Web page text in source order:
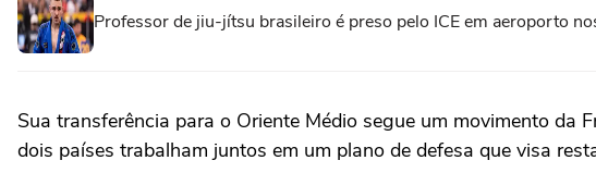
Professor de jiu-jítsu brasileiro é preso pelo ICE em aeroporto
Sua transferência para ⁠o Oriente Médio segue um movimento da
dois países trabalham juntos em um plano ‌de defesa que visa